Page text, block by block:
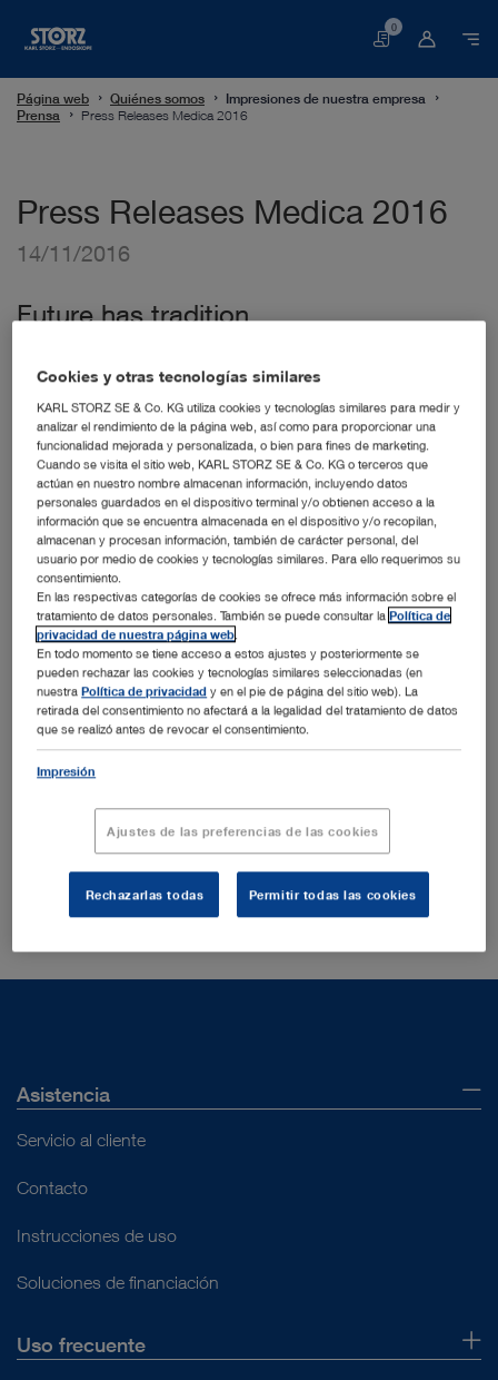
Cesta
0
Página web Quiénes somos
Impresiones de nuestra empresa
Prensa
Press Releases Medica 2016
Press Releases Medica 2016
14/11/2016
Future has tradition
KARL STORZ exhibit at this year‘s MEDICA. Offering
forward to presenting exciting product innovations to our
visitors, and we invite you to an exchange of experiences
on future trends in endoscopy, microsurgery, and the
integrated operating room.
The following key topics will be presented at the
KARL STORZ booth:
Expertise in imaging: Modular camera system IMAGE1
S – 3D video endoscopes as well as the VITOM®3D for
microsurgical procedures – Fluorescence imaging
Variety and added functional value with the newest
generation of KARL STORZ devices
Navigation systems from KARL STORZ – quality meets
economy
KARL STORZ OR1 FUSION – the integrated operating
room and the data management software solution
We will be happy to present these and much more to you
at our booth.
HALL 10, BOOTH D22
Asistencia
Servicio al cliente
Contacto
Instrucciones de uso
Soluciones de financiación
Uso frecuente
Cookies y otras tecnologías similares
KARL STORZ SE & Co. KG utiliza cookies y tecnologías similares para medir y
analizar el rendimiento de la página web, así como para proporcionar una
funcionalidad mejorada y personalizada, o bien para fines de marketing.
Cuando se visita el sitio web, KARL STORZ SE & Co. KG o terceros que
actúan en nuestro nombre almacenan información, incluyendo datos
personales guardados en el dispositivo terminal y/o obtienen acceso a la
información que se encuentra almacenada en el dispositivo y/o recopilan,
almacenan y procesan información, también de carácter personal, del
usuario por medio de cookies y tecnologías similares. Para ello requerimos su
consentimiento.
En las respectivas categorías de cookies se ofrece más información sobre el
tratamiento de datos personales. También se puede consultar laPolítica de
privacidad de nuestra página web
En todo momento se tiene acceso a estos ajustes y posteriormente se
pueden rechazar las cookies y tecnologías similares seleccionadas (en
nuestraPolítica de privacidad y en el pie de página del sitio web). La
retirada del consentimiento no afectará a la legalidad del tratamiento de datos
que se realizó antes de revocar el consentimiento.
Impresión
Ajustes de las preferencias de las cookies
Rechazarlas todas Permitir todas las cookies